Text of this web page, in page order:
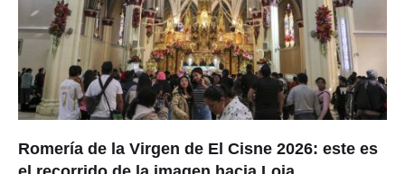
Romería de la Virgen de El Cisne 2026: este es